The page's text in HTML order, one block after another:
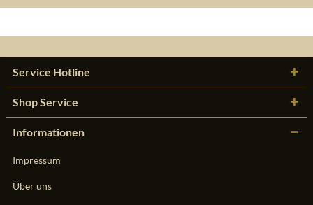
Service Hotline
Shop Service
Informationen
Impressum
Über uns